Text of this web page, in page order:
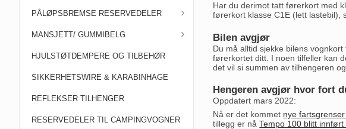
PÅLØPSBREMSE RESERVEDELER
MANSJETT/ GUMMIBELG
HJULSTØTDEMPERE OG TILBEHØR
SIKKERHETSWIRE & KARABINHAGE
REFLEKSER TILHENGER
RESERVEDELER TIL CAMPINGVOGNER
Har du derimot tatt førerkort med
førerkort klasse C1E (lett lastebil),
Bilen avgjør
Du må alltid sjekke bilens
førerkortet ditt. I noen tilfeller kan
det vil si summen av tilhengeren
Hengeren avgjør hvor fort
Oppdatert mars 2022:
Nå er det kommet nye
tillegg er nåTempo 100 blitt innført